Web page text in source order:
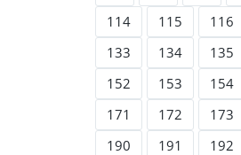
114
115 116
133
134 135
152
153 154
171
172 173
190
191 192